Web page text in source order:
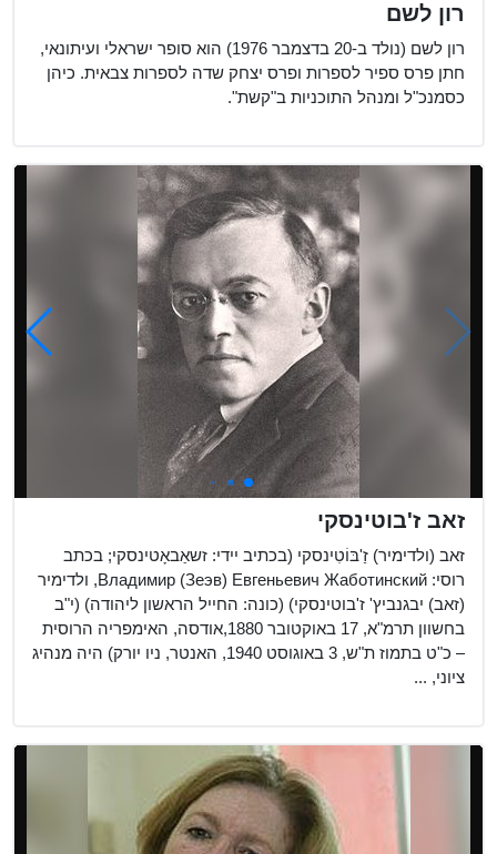
רון לשם
רון לשם (נולד ב-20 בדצמבר 1976) הוא סופר ישראלי ועיתונאי,
חתן פרס ספיר לספרות ופרס יצחק שדה לספרות צבאית. כיהן
כסמנכ"ל ומנהל התוכניות ב"קשת".
זאב ז'בוטינסקי
זאב (ולדימיר) זַ'בּוֹטִינסקי (בכתיב יידי: זשאַבאָטינסקי; בכתב
רוסי: Владимир (Зеэв) Евгеньевич Жаботинский, ולדימיר
(זאב) יבגנביץ' ז'בוטינסקי) (כונה: החייל הראשון ליהודה) (י"ב
בחשוון תרמ"א, 17 באוקטובר 1880,אודסה, האימפריה הרוסית
– כ"ט בתמוז ת"ש, 3 באוגוסט 1940, האנטר, ניו יורק) היה מנהיג
ציוני, ...